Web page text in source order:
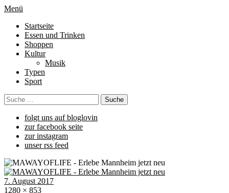
Menü
Startseite
Essen und Trinken
Shoppen
Kultur
Musik
Typen
Sport
folgt uns auf bloglovin
zur facebook seite
zur instagram
unser rss feed
7. August 2017
1280 × 853